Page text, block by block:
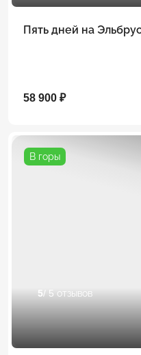
Пять дней на
58 900 ₽
В горы
5/ 5 отзывов